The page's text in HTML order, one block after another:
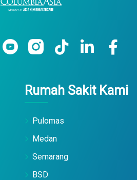
Rumah Sakit Kami
Pulomas
Medan
Semarang
BSD